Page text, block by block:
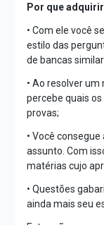
Por que
• Com ele você
estilo das
de bancas
• Ao resolver
percebe quais
provas;
• Você
assunto. Com
matérias cujo
• Questões
ainda mais seu